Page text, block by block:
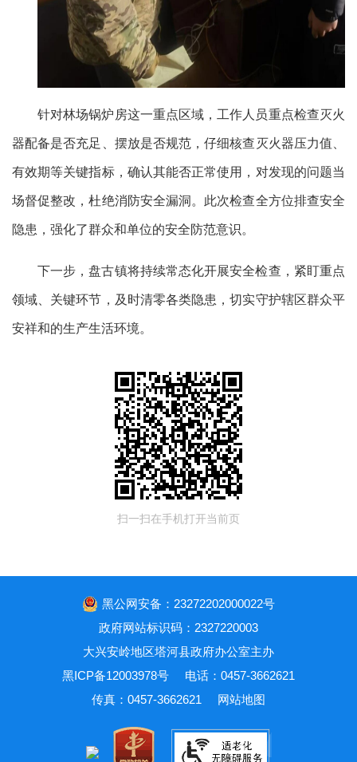
针对林场锅炉房这一重点区域，工作人员重点检查灭火
器配备是否充足、摆放是否规范，仔细核查灭火器压力值、
有效期等关键指标，确认其能否正常使用，对发现的问题当
场督促整改，杜绝消防安全漏洞。此次检查全方位排查安全
隐患，强化了群众和单位的安全防范意识。
下一步，盘古镇将持续常态化开展安全检查，紧盯重点
领域、关键环节，及时清零各类隐患，切实守护辖区群众平
安祥和的生产生活环境。
扫一扫在手机打开当前页
黑公网安备：23272202000022号
政府网站标识码：2327220003
大兴安岭地区塔河县政府办公室主办
黑ICP备12003978号
电话：0457-3662621
传真：0457-3662621
网站地图